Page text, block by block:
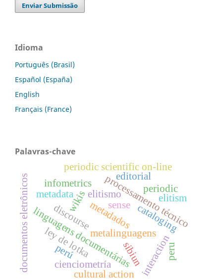
Enviar Submissão
Idioma
Português (Brasil)
Español (España)
English
Français (France)
Palavras-chave
processamento técnico
discourse cataloging
metalinguagens
metadados
linguagens documentárias
documentos eletrônicos interaction
wikis
editorial
sense
periodic
periodic scientific on-line
cultural action
sibiun
metadata
cienciometría
elitismo
ley de lotka
perú
infometrics
elitism
peru